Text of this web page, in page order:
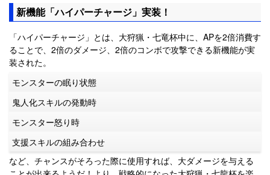
新機能「ハイパーチャージ」実装！
「ハイパーチャージ」とは、大狩猟・七竜杯中に、APを2倍消費す
ることで、2倍のダメージ、2倍のコンボで攻撃できる新機能が実
装された。
モンスターの眠り状態
鬼人化スキルの発動時
モンスター怒り時
支援スキルの組み合わせ
など、チャンスがそろった際に使用すれば、大ダメージを与える